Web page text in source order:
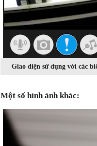
Giao diện sử dụng với các
Một số hình ảnh khác: